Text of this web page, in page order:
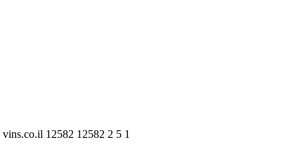
vins.co.il 12582 12582 2 5 1